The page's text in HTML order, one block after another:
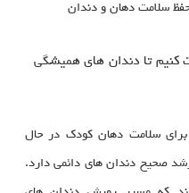
سلامت دهان و دندان
کنیم تا دندان های همیشگی
سلامت دهان کودک در حال
صحیح دندان‌ های دائمی دارد.